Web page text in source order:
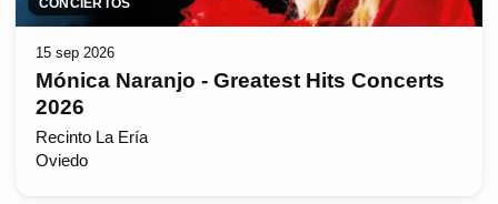
CONCIERTOS
15 sep 2026
Mónica Naranjo - Greatest Hits Concerts
2026
Recinto La Ería
Oviedo